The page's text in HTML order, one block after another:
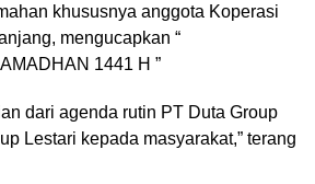
khususnya anggota Koperasi
mengucapkan “
1441 H ”
dari agenda rutin PT Duta Group
Lestari kepada masyarakat,” terang